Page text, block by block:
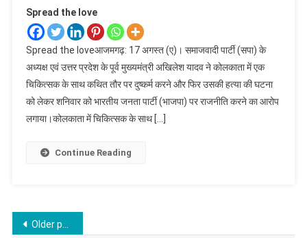
Spread the love
Spread the loveआजमगढ़: 17 अगस्त (ए)। समाजवादी पार्टी (सपा) के
अध्यक्ष एवं उत्तर प्रदेश के पूर्व मुख्यमंत्री अखिलेश यादव ने कोलकाता में एक
चिकित्सक के साथ कथित तौर पर दुष्कर्म करने और फिर उसकी हत्या की घटना
को लेकर शनिवार को भारतीय जनता पार्टी (भाजपा) पर राजनीति करने का आरोप
लगाया।कोलकाता में चिकित्सक के साथ […]
Continue Reading
Posts
Older posts